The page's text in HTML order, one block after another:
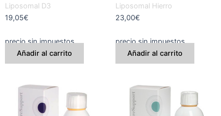
Liposomal D3
19,05€
precio sin impuestos
Añadir al carrito
Liposomal Hierro
23,00€
precio sin impuestos
Añadir al carrito